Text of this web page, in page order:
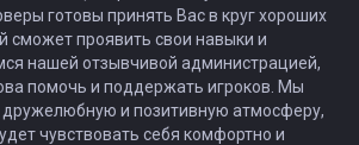
готовы принять Вас в круг хороших
сможет проявить свои навыки и
нашей отзывчивой администрацией,
помочь и поддержать игроков. Мы
дружелюбную и позитивную атмосферу,
чувствовать себя комфортно и